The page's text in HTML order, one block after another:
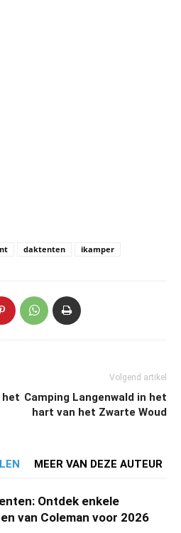
daktenten ikamper
het
Volgend artikel
Camping Langenwald in het
hart van het Zwarte Woud
MEER VAN DEZE AUTEUR
Ontdek enkele
van Coleman voor 2026